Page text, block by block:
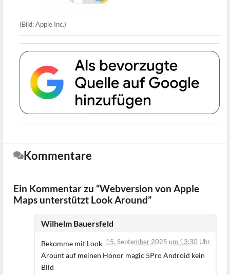
(Bild: Apple Inc.)
Kommentare
Ein Kommentar zu “Webversion von Apple
Maps unterstützt Look Around”
Wilhelm Bauersfeld
15. September 2025 um 13:30 Uhr
Bekomme mit Look
Arount auf meinen Honor magic 5Pro Android kein
Bild